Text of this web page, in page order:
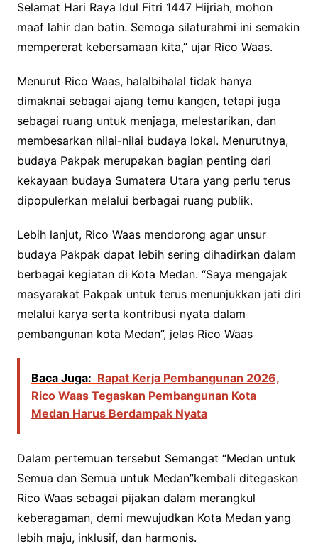
Selamat Hari Raya Idul Fitri 1447 Hijriah, mohon
maaf lahir dan batin. Semoga silaturahmi ini semakin
mempererat kebersamaan kita,” ujar Rico Waas.
Menurut Rico Waas, halalbihalal tidak hanya
dimaknai sebagai ajang temu kangen, tetapi juga
sebagai ruang untuk menjaga, melestarikan, dan
membesarkan nilai-nilai budaya lokal. Menurutnya,
budaya Pakpak merupakan bagian penting dari
kekayaan budaya Sumatera Utara yang perlu terus
dipopulerkan melalui berbagai ruang publik.
Lebih lanjut, Rico Waas mendorong agar unsur
budaya Pakpak dapat lebih sering dihadirkan dalam
berbagai kegiatan di Kota Medan. “Saya mengajak
masyarakat Pakpak untuk terus menunjukkan jati diri
melalui karya serta kontribusi nyata dalam
pembangunan kota Medan”, jelas Rico Waas
Baca Juga: Rapat Kerja Pembangunan 2026,
Rico Waas Tegaskan Pembangunan Kota
Medan Harus Berdampak Nyata
Dalam pertemuan tersebut Semangat “Medan untuk
Semua dan Semua untuk Medan”kembali ditegaskan
Rico Waas sebagai pijakan dalam merangkul
keberagaman, demi mewujudkan Kota Medan yang
lebih maju, inklusif, dan harmonis.